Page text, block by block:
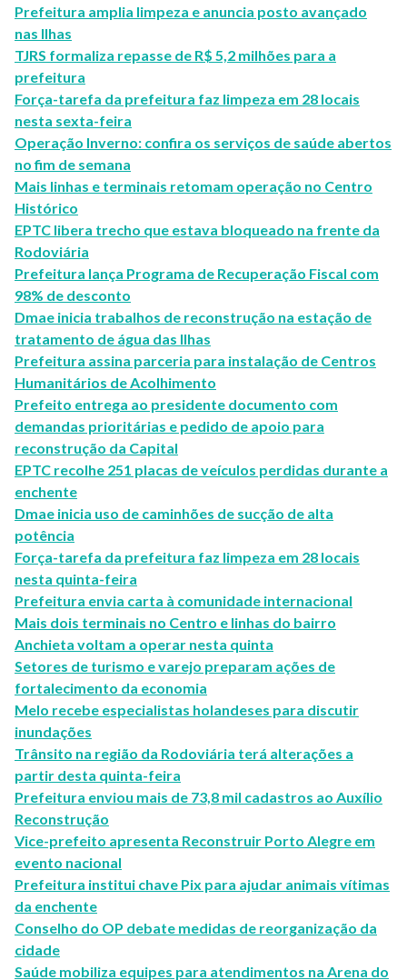
Prefeitura amplia limpeza e anuncia posto avançado
nas Ilhas
TJRS formaliza repasse de R$ 5,2 milhões para a
prefeitura
Força-tarefa da prefeitura faz limpeza em 28 locais
nesta sexta-feira
Operação Inverno: confira os serviços de saúde abertos
no fim de semana
Mais linhas e terminais retomam operação no Centro
Histórico
EPTC libera trecho que estava bloqueado na frente da
Rodoviária
Prefeitura lança Programa de Recuperação Fiscal com
98% de desconto
Dmae inicia trabalhos de reconstrução na estação de
tratamento de água das Ilhas
Prefeitura assina parceria para instalação de Centros
Humanitários de Acolhimento
Prefeito entrega ao presidente documento com
demandas prioritárias e pedido de apoio para
reconstrução da Capital
EPTC recolhe 251 placas de veículos perdidas durante a
enchente
Dmae inicia uso de caminhões de sucção de alta
potência
Força-tarefa da prefeitura faz limpeza em 28 locais
nesta quinta-feira
Prefeitura envia carta à comunidade internacional
Mais dois terminais no Centro e linhas do bairro
Anchieta voltam a operar nesta quinta
Setores de turismo e varejo preparam ações de
fortalecimento da economia
Melo recebe especialistas holandeses para discutir
inundações
Trânsito na região da Rodoviária terá alterações a
partir desta quinta-feira
Prefeitura enviou mais de 73,8 mil cadastros ao Auxílio
Reconstrução
Vice-prefeito apresenta Reconstruir Porto Alegre em
evento nacional
Prefeitura institui chave Pix para ajudar animais vítimas
da enchente
Conselho do OP debate medidas de reorganização da
cidade
Saúde mobiliza equipes para atendimentos na Arena do